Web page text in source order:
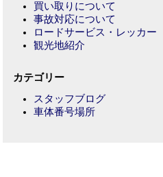
買い取りについて
事故対応について
ロードサービス・レッカー
観光地紹介
カテゴリー
スタッフブログ
車体番号場所